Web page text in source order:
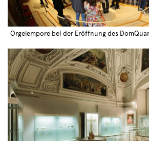
Orgelempore bei der Eröffnung des